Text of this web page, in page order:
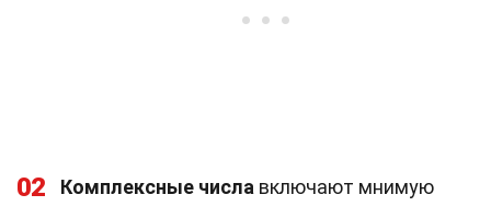
02 Комплексные числа включают мнимую